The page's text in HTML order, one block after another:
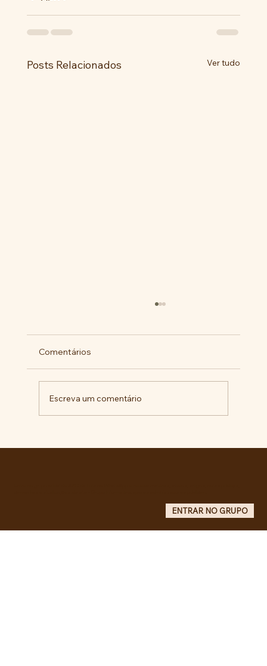
Posts Relacionados Ver tudo
Comentários
Escreva um comentário
ENTRAR NO GRUPO